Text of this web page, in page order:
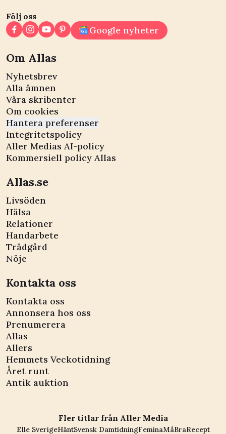
Följ oss
Google nyheter
Om Allas
Nyhetsbrev
Alla ämnen
Våra skribenter
Om cookies
Hantera preferenser
Integritetspolicy
Aller Medias AI-policy
Kommersiell policy Allas
Allas.se
Livsöden
Hälsa
Relationer
Handarbete
Trädgård
Nöje
Kontakta oss
Kontakta oss
Annonsera hos oss
Prenumerera
Allas
Allers
Hemmets Veckotidning
Året runt
Antik auktion
Fler titlar från Aller Media
Elle SverigeHäntSvensk DamtidningFeminaMåBraRecept